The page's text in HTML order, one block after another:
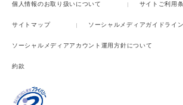
個人情報のお取り扱いについて サイトご利用
サイトマップ ソーシャルメディアガイドライン
ソーシャルメディアアカウント運用方針について
約款